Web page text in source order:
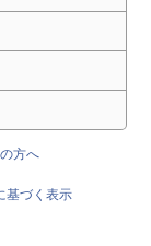
方へ
基づく表示